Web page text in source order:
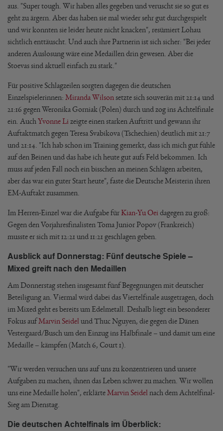
aus. "Super tough. Wir haben alles gegeben und veruscht sie so gut es
geht zu ärgern. Aber das haben sie mal wieder sehr gut durchgespielt
und wir konnten sie leider heute nicht knacken", resümiert Lohau
sichtlich enttäuscht. Und auch ihre Partnerin ist sich sicher: "Bei jeder
anderen Auslosung wäre eine Medaillen drin gewesen. Aber die
Stoevas sind aktuell einfach zu stark."
Für positive Schlagzeilen sorgten dagegen die deutschen
Einzelspielerinnen: Miranda Wilson setzte sich souverän mit 21:14 und
21:16 gegen Weronika Gorniak (Polen) durch und zog ins Achtelfinale
ein. Auch Yvonne Li zeigte einen starken Auftritt und gewann ihr
Auftaktmatch gegen Teresa Svabikova (Tschechien) deutlich mit 21:7
und 21:14. "Ich hab schon im Training gemerkt, dass ich mich gut fühle
auf den Beinen und das habe ich heute gut aufs Feld bekommen. Ich
muss auf jeden Fall noch ein bisschen an meinen Schlägen arbeiten,
aber das war ein guter Start heute", faste die Deutsche Meisterin ihren
EM-Auftakt zusammen.
Im Herren-Einzel war die Aufgabe fürKian-Yu Oei dagegen zu groß:
Gegen den Vorjahresfinalisten Toma Junior Popov (Frankreich)
musste er sich mit 12:21 und 11:21 geschlagen geben.
Ausblick auf Donnerstag: Fünf deutsche Spiele –
Mixed greift nach den Medaillen
Am Donnerstag stehen insgesamt fünf Begegnungen mit deutscher
Beteiligung an. Viermal wird dabei das Viertelfinale ausgetragen, doch
im Mixed geht es bereits um Edelmetall. Deshalb liegt ein besonderer
Fokus aufMarvin Seidel und Thuc Nguyen, die gegen die Dänen
Vestergaard/Busch um den Einzug ins Halbfinale – und damit um eine
Medaille – kämpfen (Match 6, Court 1).
"Wir werden versuchen uns auf uns zu konzentrieren und unsere
Aufgaben zu machen, ihnen das Leben schwer zu machen. Wir wollen
uns eine Medaille holen", erklärteMarvin Seidel nach dem Achtelfinal-
Sieg am Dienstag.
Die deutschen Achtelfinals im Überblick: